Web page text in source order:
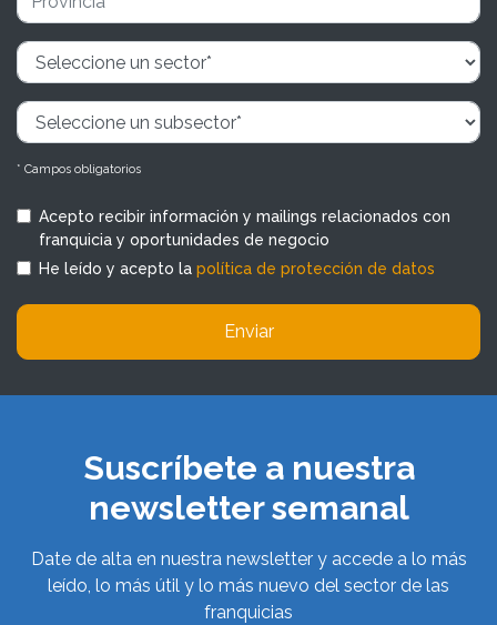
* Campos obligatorios
Acepto recibir información y mailings relacionados con
franquicia y oportunidades de negocio
He leído y acepto la política de protección de datos
Enviar
Suscríbete a nuestra
newsletter semanal
Date de alta en nuestra newsletter y accede a lo más
leído, lo más útil y lo más nuevo del sector de las
franquicias